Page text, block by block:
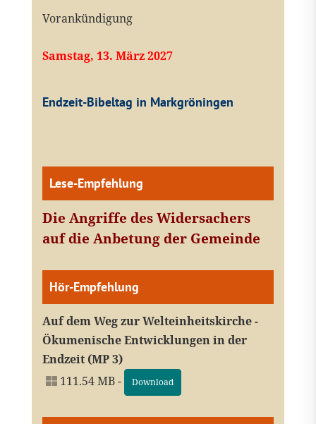
Vorankündigung
Samstag, 13. März 2027
Endzeit-Bibeltag in Markgröningen
Lese-Empfehlung
Die Angriffe des Widersachers
auf die Anbetung der Gemeinde
Hör-Empfehlung
Auf dem Weg zur Welteinheitskirche -
Ökumenische Entwicklungen in der
Endzeit (MP 3)
111.54 MB -
Download